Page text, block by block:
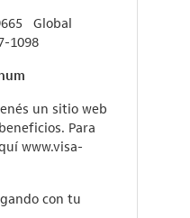
Global
1098
un sitio web
Para
www.visa-
con tu